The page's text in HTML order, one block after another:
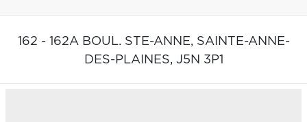
162 - 162A BOUL. STE-ANNE, SAINTE-ANNE-
DES-PLAINES, J5N 3P1